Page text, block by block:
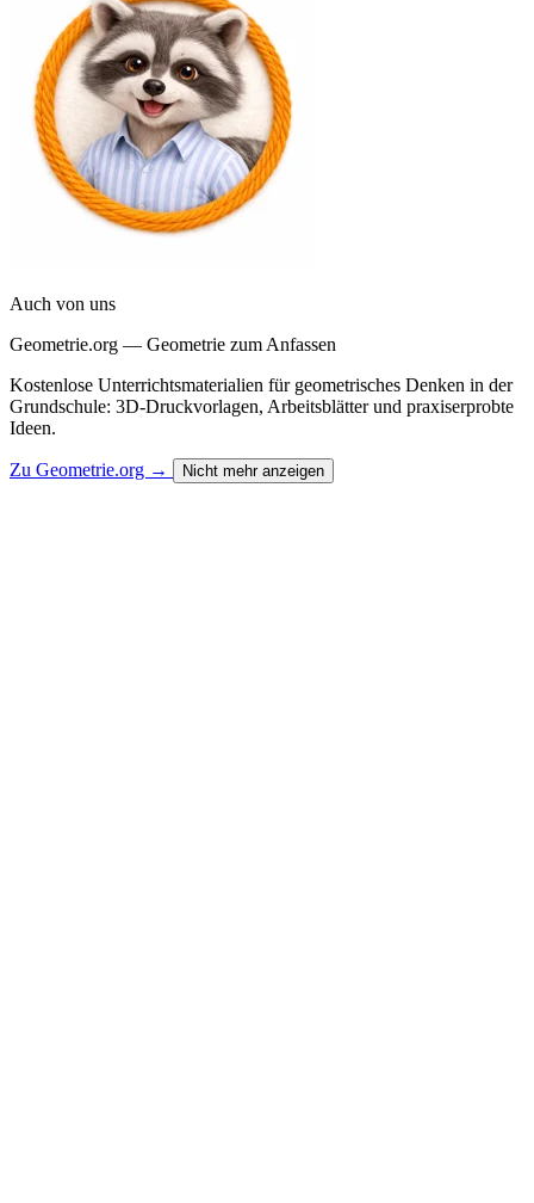
Zu Tafelino→ Nicht mehr anzeigen
Auch von uns
Geometrie.org — Geometrie zum Anfassen
Kostenlose Unterrichtsmaterialien für geometrisches Denken in der
Grundschule: 3D-Druckvorlagen, Arbeitsblätter und praxiserprobte
Ideen.
Zu Geometrie.org → Nicht mehr anzeigen